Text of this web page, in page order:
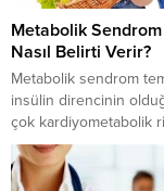
aksırma gibi sıklıkla
yolları bu olmakla
de olsa konuşma
havaya...
Metabolik
Nasıl Belirti Verir?
Metabolik sendrom
insülin direncinin
çok kardiyometabolik
seyreden bir hastalıktır.
Komponentleri vardır.